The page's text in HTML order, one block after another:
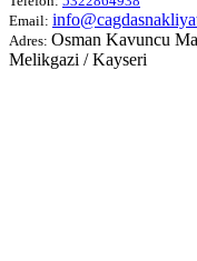
Email:
Adres: Osman Kavuncu
Melikgazi / Kayseri